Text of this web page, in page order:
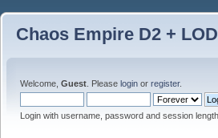
Chaos Empire D2 +
Welcome, Guest . Please login or register.
Login with username, password and session length